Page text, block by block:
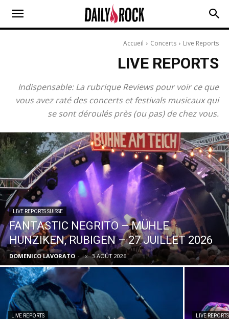
Accueil Concerts Live Reports
LIVE REPORTS
Indispensable: La rubrique Reviews pour voir ce que
vous avez raté des concerts et festivals musicaux qui
se sont déroulés près (ou pas) de chez vous.
LIVE REPORTS SUISSE
FANTASTIC NEGRITO – MÜHLE
HUNZIKEN, RUBIGEN – 27 JUILLET 2026
DOMENICO LAVORATO - 3 AOÛT 2026
LIVE REPORTS LIVE